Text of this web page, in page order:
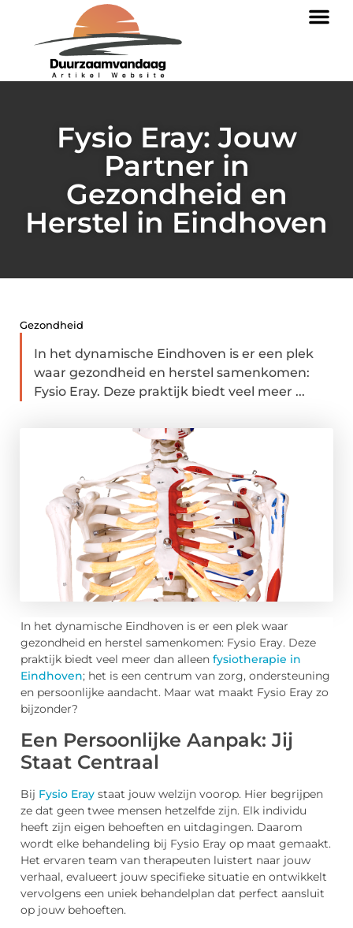
Fysio Eray: Jouw
Partner in
Gezondheid en
Herstel in Eindhoven
Gezondheid
In het dynamische Eindhoven is er een plek
waar gezondheid en herstel samenkomen:
Fysio Eray. Deze praktijk biedt veel meer ...
In het dynamische Eindhoven is er een plek waar
gezondheid en herstel samenkomen: Fysio Eray. Deze
praktijk biedt veel meer dan alleen fysiotherapie in
Eindhoven; het is een centrum van zorg, ondersteuning
en persoonlijke aandacht. Maar wat maakt Fysio Eray zo
bijzonder?
Een Persoonlijke Aanpak: Jij
Staat Centraal
Bij Fysio Eray staat jouw welzijn voorop. Hier begrijpen
ze dat geen twee mensen hetzelfde zijn. Elk individu
heeft zijn eigen behoeften en uitdagingen. Daarom
wordt elke behandeling bij Fysio Eray op maat gemaakt.
Het ervaren team van therapeuten luistert naar jouw
verhaal, evalueert jouw specifieke situatie en ontwikkelt
vervolgens een uniek behandelplan dat perfect aansluit
op jouw behoeften.